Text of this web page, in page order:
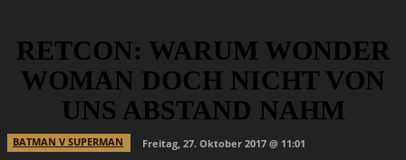
RETCON: WARUM WONDER
WOMAN DOCH NICHT VON
UNS ABSTAND NAHM
BATMAN V SUPERMAN
Freitag, 27. Oktober 2017 @ 11:01